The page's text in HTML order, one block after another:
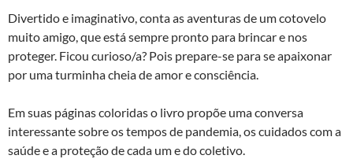
Divertido e imaginativo, conta as aventuras de um cotovelo
muito amigo, que está sempre pronto para brincar e nos
proteger. Ficou curioso/a? Pois prepare-se para se apaixonar
por uma turminha cheia de amor e consciência.
Em suas páginas coloridas o livro propõe uma conversa
interessante sobre os tempos de pandemia, os cuidados com a
saúde e a proteção de cada um e do coletivo.